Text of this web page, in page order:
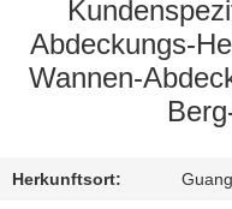
Abdeckungs-
Wannen-
Herkunftsort: